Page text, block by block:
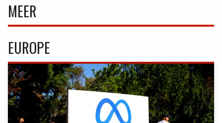
MEER
EUROPE